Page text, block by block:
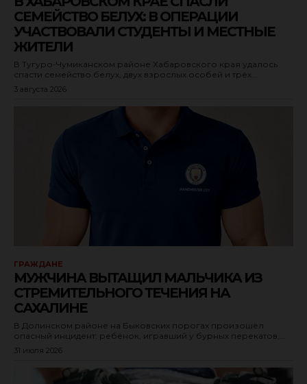
СЕМЕЙСТВО БЕЛУХ: В ОПЕРАЦИИ
УЧАСТВОВАЛИ СТУДЕНТЫ И МЕСТНЫЕ
ЖИТЕЛИ
В Тугуро-Чумиканском районе Хабаровского края удалось
спасти семейство белух, двух взрослых особей и трёх...
3 августа 2026
ГРАЖДАНЕ
МУЖЧИНА ВЫТАЩИЛ МАЛЬЧИКА ИЗ
СТРЕМИТЕЛЬНОГО ТЕЧЕНИЯ НА
САХАЛИНЕ
В Долинском районе на Быковских порогах произошёл
опасный инцидент: ребёнок, игравший у бурных перекатов,...
31 июля 2026